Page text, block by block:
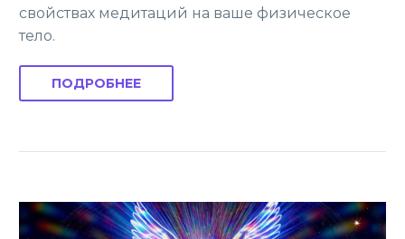
свойствах медитаций на ваше физическое
тело.
ПОДРОБНЕЕ